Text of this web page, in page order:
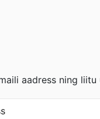
aadress ning liitu